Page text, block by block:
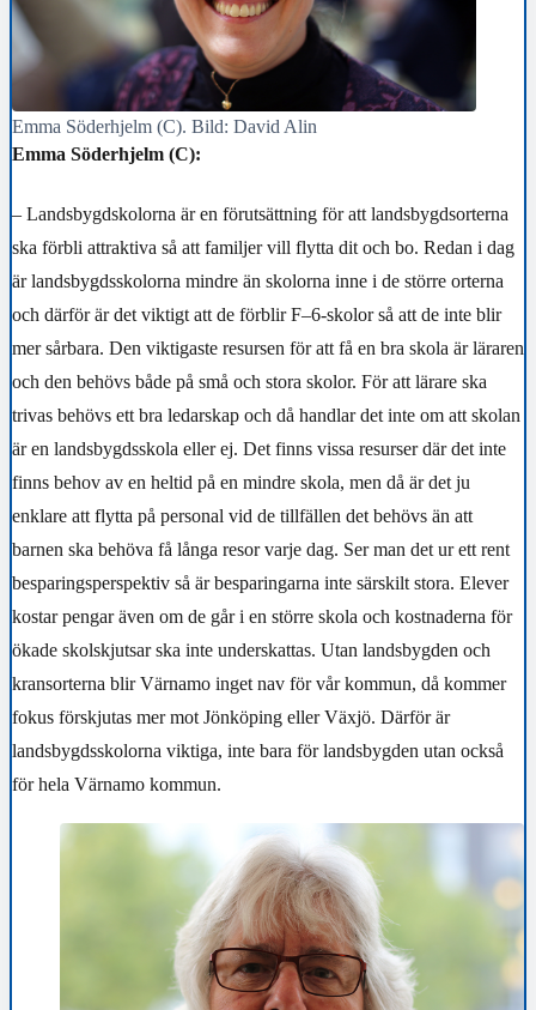
Emma Söderhjelm (C). Bild: David Alin
Emma Söderhjelm (C):
– Landsbygdskolorna är en förutsättning för att landsbygdsorterna
ska förbli attraktiva så att familjer vill flytta dit och bo. Redan i dag
är landsbygdsskolorna mindre än skolorna inne i de större orterna
och därför är det viktigt att de förblir F–6-skolor så att de inte blir
mer sårbara. Den viktigaste resursen för att få en bra skola är läraren
och den behövs både på små och stora skolor. För att lärare ska
trivas behövs ett bra ledarskap och då handlar det inte om att skolan
är en landsbygdsskola eller ej. Det finns vissa resurser där det inte
finns behov av en heltid på en mindre skola, men då är det ju
enklare att flytta på personal vid de tillfällen det behövs än att
barnen ska behöva få långa resor varje dag. Ser man det ur ett rent
besparingsperspektiv så är besparingarna inte särskilt stora. Elever
kostar pengar även om de går i en större skola och kostnaderna för
ökade skolskjutsar ska inte underskattas. Utan landsbygden och
kransorterna blir Värnamo inget nav för vår kommun, då kommer
fokus förskjutas mer mot Jönköping eller Växjö. Därför är
landsbygdsskolorna viktiga, inte bara för landsbygden utan också
för hela Värnamo kommun.